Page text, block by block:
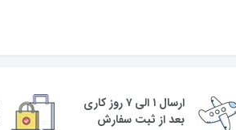
ارسال ۱ الی ۷ روز کاری
بعد از ثبت سفارش